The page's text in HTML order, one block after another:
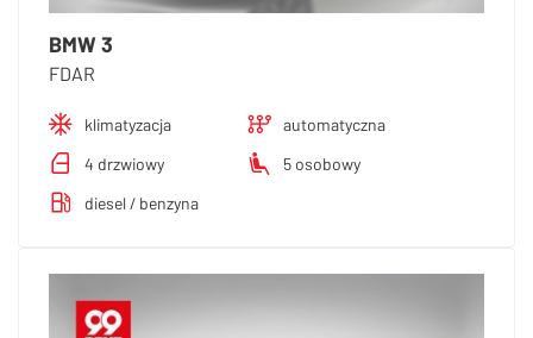
BMW 3
FDAR
klimatyzacja
automatyczna
4 drzwiowy
5 osobowy
diesel / benzyna